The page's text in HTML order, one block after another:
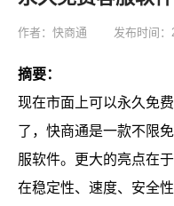
作者：快商通 发布时间：
摘要：
现在市面上可以永久免
了，快商通是一款不限
服软件。更大的亮点在
在稳定性、速度、安全